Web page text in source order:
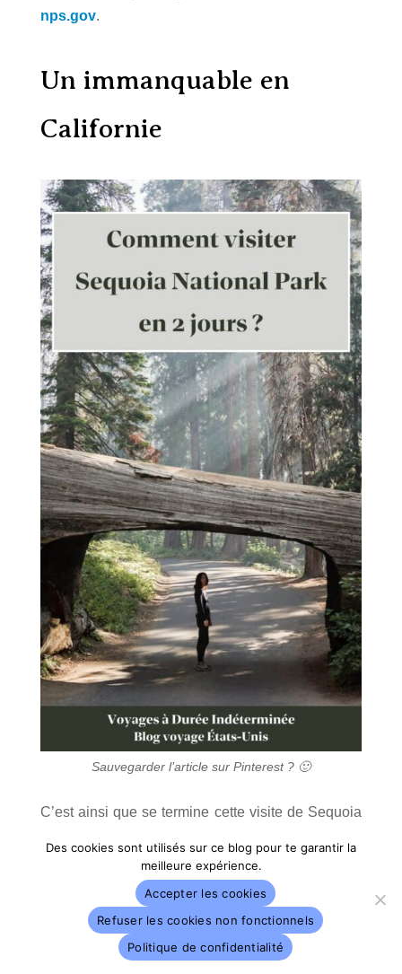
nps.gov.
Un immanquable en
Californie
Sauvegarder l’article sur Pinterest ? 🙂
C’est ainsi que se termine cette visite de Sequoia
plus, notamment pour explorer Mineral King dont
la route était en travaux et Kings Canyon mais j’ai
dû revoir mes plans. J’ai passé la journée suivante
dans laSierra National Forest
, un coin très
mignon au niveau du Dinkey Creek Campground,
Des cookies sont utilisés sur ce blog pour te garantir la
meilleure expérience.
Accepter les cookies
Refuser les cookies non fonctionnels
Politique de confidentialité